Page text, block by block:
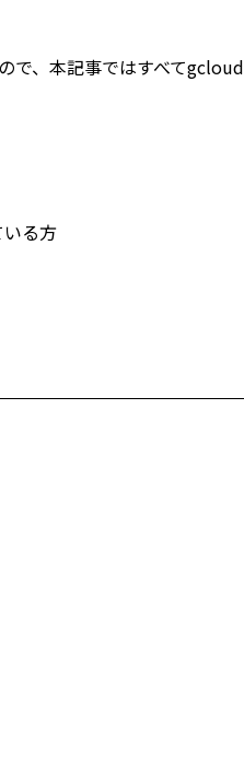
で、本記事ではすべてgcloud
る方